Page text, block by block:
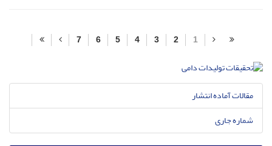
1
2
3
4
5
6
7
مقالات آماده انتشار
شماره جاری